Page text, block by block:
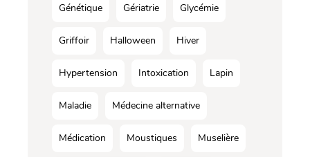
Génétique Gériatrie Glycémie
Griffoir Halloween Hiver
Hypertension Intoxication Lapin
Maladie Médecine alternative
Médication Moustiques Muselière